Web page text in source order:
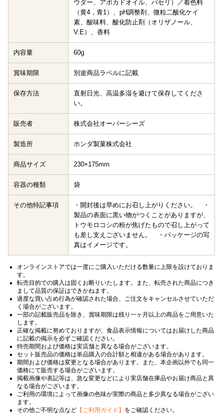
ウダー、アボカドオイル、パセリ）／着色料
（黄4，青1）、pH調整剤、微粒二酸化ケイ
素、酸味料、酸化防止剤（オリザノール、
V.E）、香料
内容量 60g
賞味期限 別途商品ラベルに記載
保存方法
直射日光、高温多湿を避けて保存してくださ
い。
販売者 株式会社オーバーシーズ
製造所 ホンダ製菓株式会社
商品サイズ 230×175mm
容器の種類 袋
その他特記事項
・開封後は早めにお召し上がりください。 ・
製品の表面に黒い物がつくことがありますが、
トウモロコシの粉が焦げたもので召し上がって
も差し支えございません。 ・パッケージの写
真はイメージです。
オンラインストアでは一度にご購入いただける数量に上限を設けておりま
す。
転売目的での購入は固くお断りいたします。また、転売された商品につき
まして品質の保証はできかねます。
過度な買い占め行為が確認された場合、ご注文をキャンセルさせていただ
く場合がございます。
一部の記載販売品を除き、賞味期限は残り一ヶ月以上の商品をご用意いた
します。
正確な掲載に努めておりますが、食品表示情報についてはお届けした商品
に記載の掲示を必ずご確認ください。
特売期間および価格は実店舗と異なる場合がございます。
セット販売品の価格は単品購入の合計額と相違がある場合があります。
期間および価格は変更となる場合があります。また、本企画以外でも同一
価格にて販売する場合がございます。
掲載画像や表記等は、急な変更などにより実店舗在庫品やお届け商品と異
なる場合がございます。
ご利用の環境によって画像の色味が実際の商品と多少異なる場合がござい
ます。
その他ご不明な点など 【ご利用ガイド】 をご確認ください。